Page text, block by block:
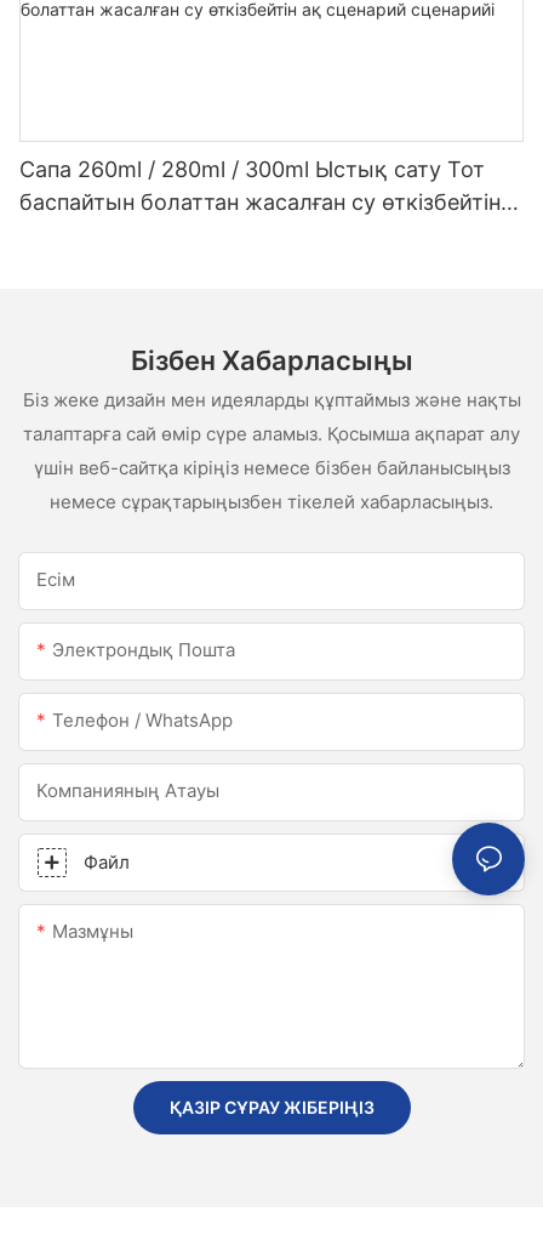
Сапа 260ml / 280ml / 300ml Ыстық сату Тот
баспайтын болаттан жасалған су өткізбейтін
Бізбен Хабарласыңы
Біз жеке дизайн мен идеяларды құптаймыз және нақты
талаптарға сай өмір сүре аламыз. Қосымша ақпарат алу
үшін веб-сайтқа кіріңіз немесе бізбен байланысыңыз
немесе сұрақтарыңызбен тікелей хабарласыңыз.
Есім
Электрондық Пошта
Телефон / WhatsApp
Компанияның Атауы
Файл
Мазмұны
ҚАЗІР СҰРАУ ЖІБЕРІҢІЗ